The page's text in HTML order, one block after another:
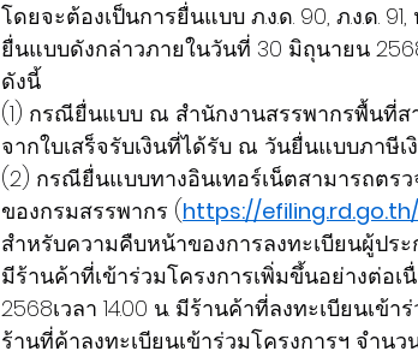
โดยจะต้องเป็นการยื่นแบบ ภ.ง.ด. 90, ภ.ง.ด.
ยื่นแบบดังกล่าวภายในวันที่ 30 มิถุนายน
ดังนี้
(1) กรณียื่นแบบ ณ สำนักงานสรรพากรพื้นที่
จากใบเสร็จรับเงินที่ได้รับ ณ วันยื่นแบบภาษีเ
(2) กรณียื่นแบบทางอินเทอร์เน็ตสามารถตร
ของกรมสรรพากร (https://
สำหรับความคืบหน้าของการลงทะเบียนผู้ปร
มีร้านค้าที่เข้าร่วมโครงการเพิ่มขึ้นอย่างต่
2568เวลา 14.00 น. มีร้านค้าที่ลงทะเบียนเข้า
ร้านที่ค้าลงทะเบียนเข้าร่วมโครงการฯ จำนว